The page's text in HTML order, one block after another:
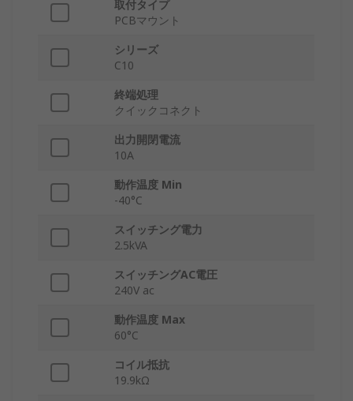
取付タイプ
PCBマウント
シリーズ
C10
終端処理
クイックコネクト
出力開閉電流
10A
動作温度 Min
-40°C
スイッチング電力
2.5kVA
スイッチングAC電圧
240V ac
動作温度 Max
60°C
コイル抵抗
19.9kΩ